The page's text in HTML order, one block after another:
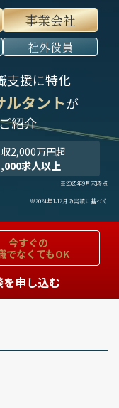
事業会社
社外役員
支援に特化
ルタントが
紹介
2,000万円超
求人以上
※2025年9月末時点
※2024年1-12月の実績に基づく
今すぐの
でなくてもOK
申し込む